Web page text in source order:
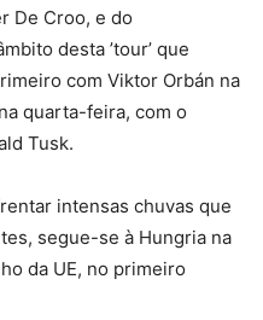
De Croo, e do
desta ’tour’ que
com Viktor Orbán na
quarta-feira, com o
Tusk.
intensas chuvas que
segue-se à Hungria na
da UE, no primeiro